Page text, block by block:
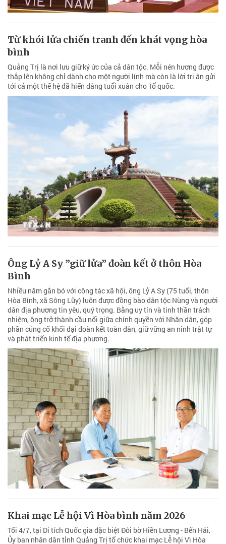
Từ khói lửa chiến tranh đến khát vọng hòa
bình
Quảng Trị là nơi lưu giữ ký ức của cả dân tộc. Mỗi nén hương được
thắp lên không chỉ dành cho một người lính mà còn là lời tri ân gửi
tới cả một thế hệ đã hiến dâng tuổi xuân cho Tổ quốc.
Ông Lỷ A Sy ”giữ lửa” đoàn kết ở thôn Hòa
Bình
Nhiều năm gắn bó với công tác xã hội, ông Lỷ A Sy (75 tuổi, thôn
Hòa Bình, xã Sông Lũy) luôn được đồng bào dân tộc Nùng và người
dân địa phương tin yêu, quý trọng. Bằng uy tín và tinh thần trách
nhiệm, ông trở thành cầu nối giữa chính quyền với Nhân dân, góp
phần củng cố khối đại đoàn kết toàn dân, giữ vững an ninh trật tự
và phát triển kinh tế địa phương.
Khai mạc Lễ hội Vì Hòa bình năm 2026
Tối 4/7, tại Di tích Quốc gia đặc biệt Đôi bờ Hiền Lương - Bến Hải,
Ủy ban nhân dân tỉnh Quảng Trị tổ chức khai mạc Lễ hội Vì Hòa